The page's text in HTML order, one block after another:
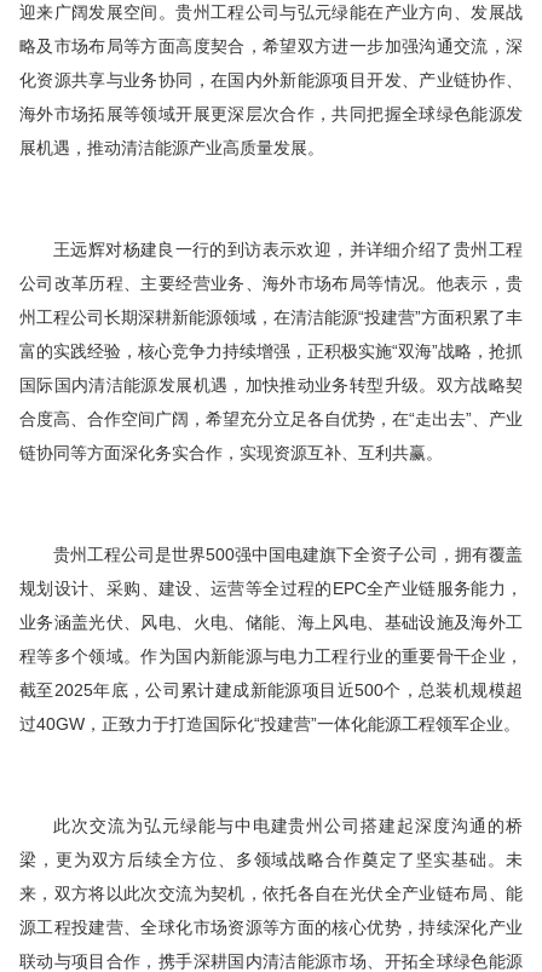
迎来广阔发展空间。贵州工程公司与弘元绿能在产业方向、发展战
略及市场布局等方面高度契合，希望双方进一步加强沟通交流，深
化资源共享与业务协同，在国内外新能源项目开发、产业链协作、
海外市场拓展等领域开展更深层次合作，共同把握全球绿色能源发
展机遇，推动清洁能源产业高质量发展。
王远辉对杨建良一行的到访表示欢迎，并详细介绍了贵州工程
公司改革历程、主要经营业务、海外市场布局等情况。他表示，贵
州工程公司长期深耕新能源领域，在清洁能源“投建营”方面积累了丰
富的实践经验，核心竞争力持续增强，正积极实施“双海”战略，抢抓
国际国内清洁能源发展机遇，加快推动业务转型升级。双方战略契
合度高、合作空间广阔，希望充分立足各自优势，在“走出去”、产业
链协同等方面深化务实合作，实现资源互补、互利共赢。
贵州工程公司是世界500强中国电建旗下全资子公司，拥有覆盖
规划设计、采购、建设、运营等全过程的EPC全产业链服务能力，
业务涵盖光伏、风电、火电、储能、海上风电、基础设施及海外工
程等多个领域。作为国内新能源与电力工程行业的重要骨干企业，
截至2025年底，公司累计建成新能源项目近500个，总装机规模超
过40GW，正致力于打造国际化“投建营”一体化能源工程领军企业。
此次交流为弘元绿能与中电建贵州公司搭建起深度沟通的桥
梁，更为双方后续全方位
、多领域战略合作奠定了坚实基础。未
来，双方将以此次交流为契机，依托各自在光伏全产业链布局、能
源工程投建营、全球化市场资源等方面的核心优势，持续深化产业
联动与项目合作，携手深耕国内清洁能源市场、开拓全球绿色能源